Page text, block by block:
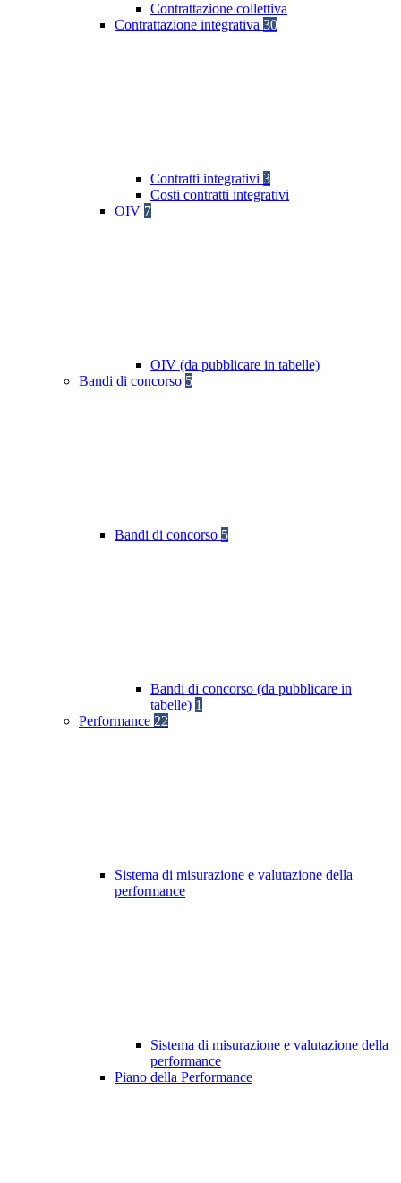
Contrattazione collettiva
Contrattazione integrativa 30
Contratti integrativi 3
Costi contratti integrativi
OIV 7
OIV (da pubblicare in tabelle)
Bandi di concorso 5
Bandi di concorso 5
Bandi di concorso (da pubblicare in
tabelle) 1
Performance 22
Sistema di misurazione e valutazione della
performance
Sistema di misurazione e valutazione della
performance
Piano della Performance